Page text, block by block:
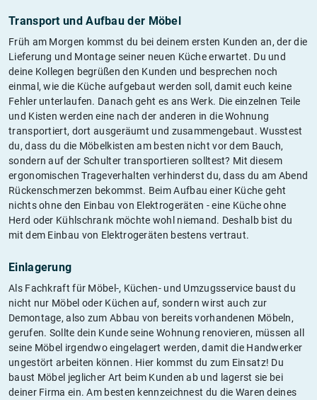
Transport und Aufbau der Möbel
Früh am Morgen kommst du bei deinem ersten Kunden an, der die
Lieferung und Montage seiner neuen Küche erwartet. Du und
deine Kollegen begrüßen den Kunden und besprechen noch
einmal, wie die Küche aufgebaut werden soll, damit euch keine
Fehler unterlaufen. Danach geht es ans Werk. Die einzelnen Teile
und Kisten werden eine nach der anderen in die Wohnung
transportiert, dort ausgeräumt und zusammengebaut. Wusstest
du, dass du die Möbelkisten am besten nicht vor dem Bauch,
sondern auf der Schulter transportieren solltest? Mit diesem
ergonomischen Trageverhalten verhinderst du, dass du am Abend
Rückenschmerzen bekommst. Beim Aufbau einer Küche geht
nichts ohne den Einbau von Elektrogeräten - eine Küche ohne
Herd oder Kühlschrank möchte wohl niemand. Deshalb bist du
mit dem Einbau von Elektrogeräten bestens vertraut.
Einlagerung
Als Fachkraft für Möbel-, Küchen- und Umzugsservice baust du
nicht nur Möbel oder Küchen auf, sondern wirst auch zur
Demontage, also zum Abbau von bereits vorhandenen Möbeln,
gerufen. Sollte dein Kunde seine Wohnung renovieren, müssen all
seine Möbel irgendwo eingelagert werden, damit die Handwerker
ungestört arbeiten können. Hier kommst du zum Einsatz! Du
baust Möbel jeglicher Art beim Kunden ab und lagerst sie bei
deiner Firma ein. Am besten kennzeichnest du die Waren deines